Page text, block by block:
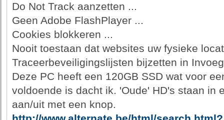
Do Not Track aanzetten ...
Geen Adobe FlashPlayer ...
Cookies blokkeren ...
Nooit toestaan dat websites uw fysieke
Traceerbeveiligingslijsten bijzetten in
Deze PC heeft een 120GB SSD wat voor
voldoende is dacht ik. 'Oude' HD's staan in
aan/uit met een knop.